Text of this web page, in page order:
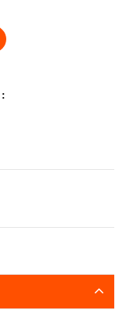
: